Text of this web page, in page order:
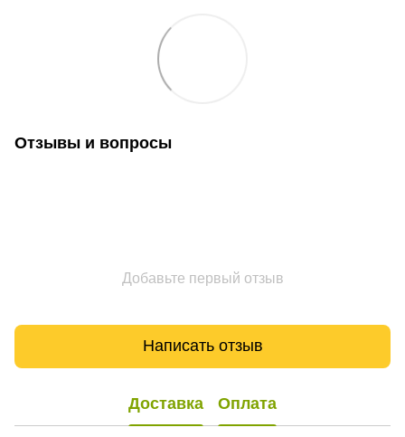
Отзывы и вопросы
Добавьте первый отзыв
Написать отзыв
Доставка Оплата